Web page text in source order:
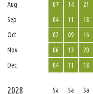
Aug
07 14 21
Sep
04 11 18
Oct
02 09 16
Nov
06 13 20
Dec
04 11 18
2028 Sa Sa Sa